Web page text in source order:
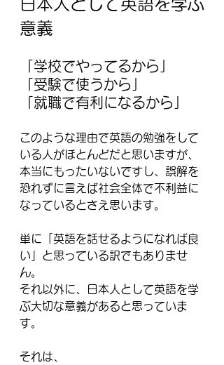
意義
「学校でやってるから」
「受験で使うから」
「就職で有利になるから」
このような理由で英語の勉強をして
いる人がほとんどだと思いますが、
本当にもったいないですし、誤解を
恐れずに言えば社会全体で不利益に
なっているとさえ思います。
単に「英語を話せるようになれば良
い」と思っている訳でもありませ
ん。
それ以外に、日本人として英語を学
ぶ大切な意義があると思っていま
す。
それは、